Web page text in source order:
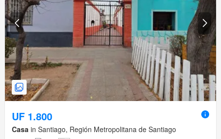
UF 1.800
Casa in Santiago, Región Metropolitana de Santiago